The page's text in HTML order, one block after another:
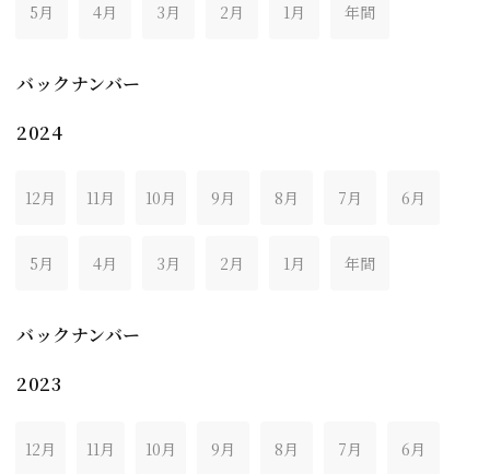
5月 4月 3月 2月 1月 年間
バックナンバー
2024
12月 11月 10月 9月 8月 7月 6月
5月 4月 3月 2月 1月 年間
バックナンバー
2023
12月 11月 10月 9月 8月 7月 6月